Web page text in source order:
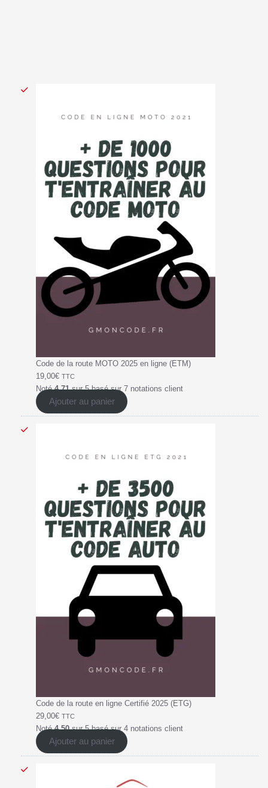
Code de la route MOTO 2025 en ligne (ETM)
19,00€ TTC
Noté4.71sur 5 basé sur 7 notations client
Ajouter au panier
Code de la route en ligne Certifié 2025 (ETG)
29,00€ TTC
Noté4.50sur 5 basé sur 4 notations client
Ajouter au panier